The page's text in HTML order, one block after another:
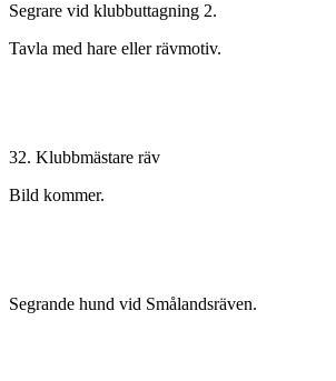
Segrare vid klubbuttagning 2.
Tavla med hare eller rävmotiv.
32. Klubbmästare räv
Bild kommer.
Segrande hund vid Smålandsräven.